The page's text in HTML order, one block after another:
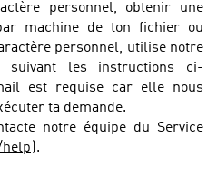
personnel, obtenir une
machine de ton fichier ou
personnel, utilise notre
les instructions ci-
est requise car elle nous
ta demande.
notre équipe du Service
).